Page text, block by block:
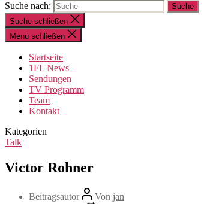
Suche nach:
Suche schließen
Menü schließen
Startseite
1FL News
Sendungen
TV Programm
Team
Kontakt
Kategorien
Talk
Victor Rohner
Beitragsautor Von jan